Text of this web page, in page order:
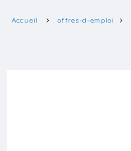
Accueil offres-d-emploi